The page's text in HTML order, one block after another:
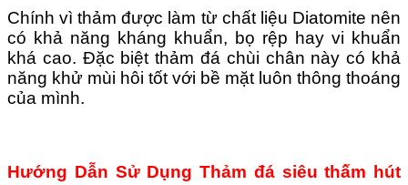
Chính vì thảm được làm từ chất liệu Diatomite nên
có khả năng kháng khuẩn, bọ rệp hay vi khuẩn
khá cao. Đặc biệt thảm đá chùi chân này có khả
năng khử mùi hôi tốt với bề mặt luôn thông thoáng
của mình.
Hướng Dẫn Sử Dụng Thảm đá siêu thấm hút